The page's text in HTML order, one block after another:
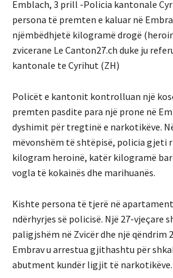
Emblach, 3 prill -Policia kantonale
persona të premten e kaluar në
njëmbëdhjetë kilogramë drogë
zvicerane Le Canton27.ch duke ju
kantonale te Cyrihut (ZH)
Policët e kantonit kontrolluan një
premten pasdite para një prone në
dyshimit për tregtinë e narkotikëve.
mëvonshëm të shtëpisë, policia gjeti
kilogram heroinë, katër kilogramë
vogla të kokainës dhe marihuanës.
Kishte persona të tjerë në
ndërhyrjes së policisë. Një 27-vjeçare
paligjshëm në Zvicër dhe një qëndrim
Embrav u arrestua gjithashtu për
abutment kundër ligjit të narkotikëve.